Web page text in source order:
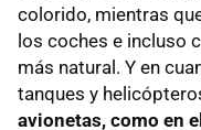
colorido, mientras
los coches e incluso
más natural. Y en
tanques y
avionetas, como en